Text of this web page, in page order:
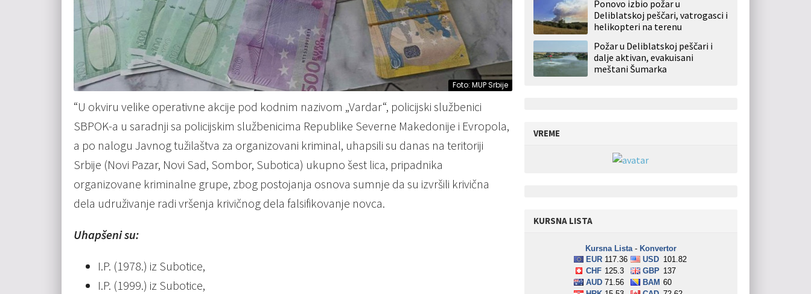
Foto: MUP Srbije
“U okviru velike operativne akcije pod kodnim nazivom „Vardar“, policijski službenici
SBPOK-a u saradnji sa policijskim službenicima Republike Severne Makedonije i Evropola,
a po nalogu Javnog tužilaštva za organizovani kriminal, uhapsili su danas na teritoriji
Srbije (Novi Pazar, Novi Sad, Sombor, Subotica) ukupno šest lica, pripadnika
organizovane kriminalne grupe, zbog postojanja osnova sumnje da su izvršili krivična
dela udruživanje radi vršenja krivičnog dela falsifikovanje novca.
Uhapšeni su:
I.P. (1978.) iz Subotice,
I.P. (1999.) iz Subotice,
Ponovo izbio požar u
Deliblatskoj peščari, vatrogasci i
helikopteri na terenu
Požar u Deliblatskoj peščari i
dalje aktivan, evakuisani
meštani Šumarka
VREME
KURSNA LISTA